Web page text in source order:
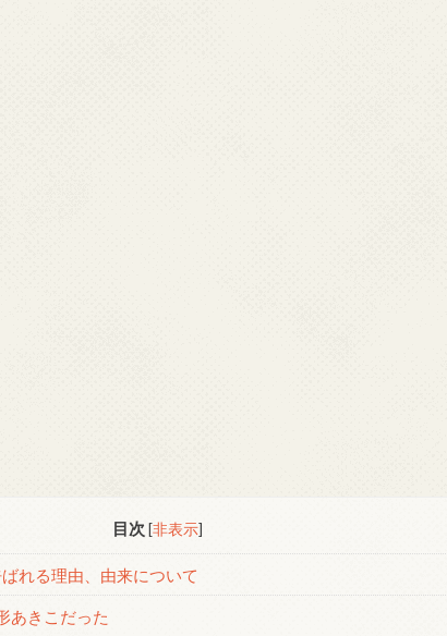
目次 [非表示]
れる理由、由来について
あきこだった